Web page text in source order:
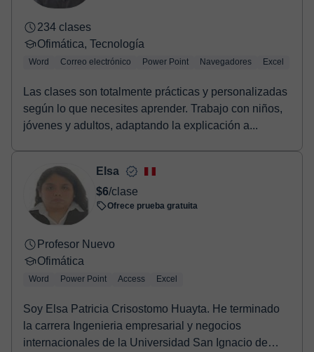
234 clases
Ofimática, Tecnología
Word Correo electrónico Power Point Navegadores Excel
Las clases son totalmente prácticas y personalizadas
según lo que necesites aprender. Trabajo con niños,
jóvenes y adultos, adaptando la explicación a...
Elsa
$6/clase
Ofrece prueba gratuita
Profesor Nuevo
Ofimática
Word Power Point Access Excel
Soy Elsa Patricia Crisostomo Huayta. He terminado
la carrera Ingenieria empresarial y negocios
internacionales de la Universidad San Ignacio de